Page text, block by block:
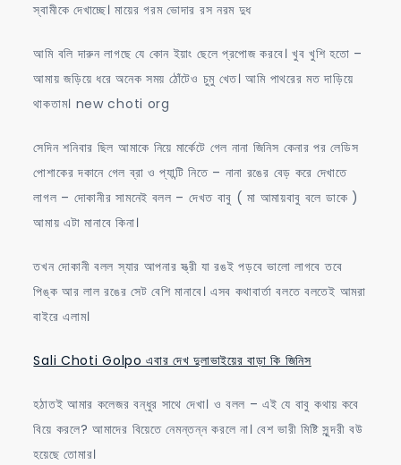
স্বামীকে দেখাচ্ছে। মায়ের গরম ভোদার রস নরম দুধ
আমি বলি দারুন লাগছে যে কোন ইয়াং ছেলে প্রপোজ করবে। খুব খুশি হতো –
আমায় জড়িয়ে ধরে অনেক সময় ঠোঁটেও চুমু খেত। আমি পাথরের মত দাড়িয়ে
থাকতাম। new choti org
সেদিন শনিবার ছিল আমাকে নিয়ে মার্কেটে গেল নানা জিনিস কেনার পর লেডিস
পোশাকের দকানে গেল ব্রা ও প্যান্টি নিতে – নানা রঙের বেড় করে দেখাতে
লাগল – দোকানীর সামনেই বলল – দেখত বাবু ( মা আমায়বাবু বলে ডাকে )
আমায় এটা মানাবে কিনা।
তখন দোকানী বলল স্যার আপনার স্ত্রী যা রঙই পড়বে ভালো লাগবে তবে
পিঙ্ক আর লাল রঙের সেট বেশি মানাবে। এসব কথাবার্তা বলতে বলতেই আমরা
বাইরে এলাম।
Sali Choti Golpo এবার দেখ দুলাভাইয়ের বাড়া কি জিনিস
হঠাতই আমার কলেজর বন্ধুর সাথে দেখা। ও বলল – এই যে বাবু কথায় কবে
বিয়ে করলে? আমাদের বিয়েতে নেমন্তন্ন করলে না। বেশ ভারী মিষ্টি সুন্দরী বউ
হয়েছে তোমার।